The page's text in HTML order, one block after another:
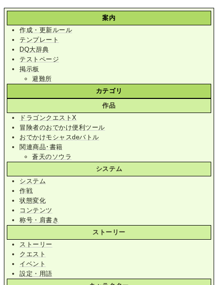
案内
作成・更新ルール
テンプレート
DQ大辞典
テストページ
掲示板
避難所
カテゴリ
作品
ドラゴンクエストX
冒険者のおでかけ便利ツール
おでかけモシャスdeバトル
関連商品･書籍
蒼天のソウラ
システム
システム
作戦
状態変化
コンテンツ
称号・肩書き
ストーリー
ストーリー
クエスト
イベント
設定・用語